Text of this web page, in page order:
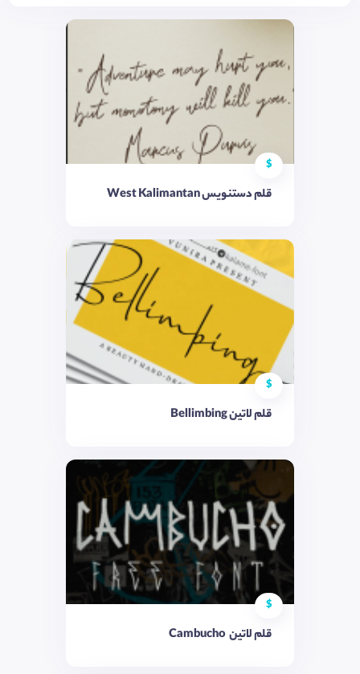
$
قلم دستنویس West Kalimantan
$
قلم لاتین Bellimbing
$
قلم لاتين ‌ Cambucho